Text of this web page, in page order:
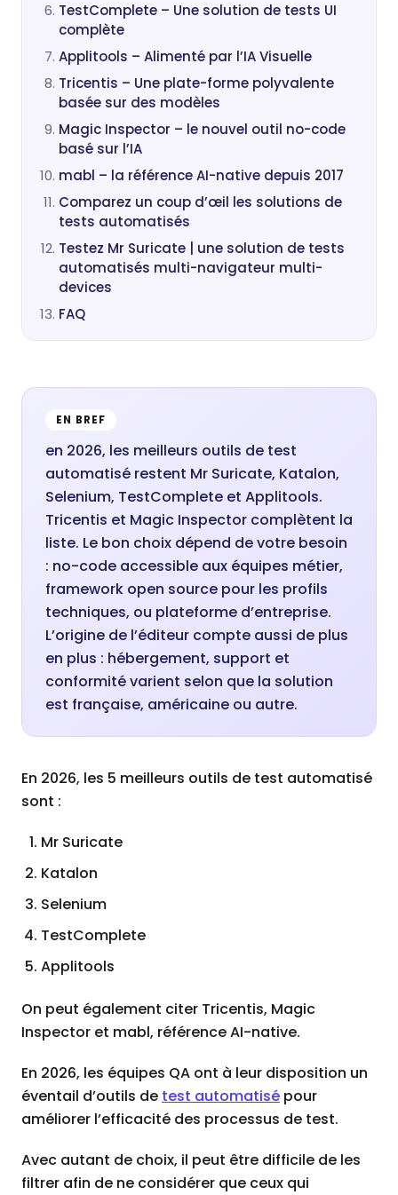
TestComplete – Une solution de tests UI
complète
Applitools – Alimenté par l’IA Visuelle
Tricentis – Une plate-forme polyvalente
basée sur des modèles
Magic Inspector – le nouvel outil no-code
basé sur l’IA
mabl – la référence AI-native depuis 2017
Comparez un coup d’œil les solutions de
tests automatisés
Testez Mr Suricate | une solution de tests
automatisés multi-navigateur multi-
devices
FAQ
EN BREF
en 2026, les meilleurs outils de test
automatisé restent Mr Suricate, Katalon,
Selenium, TestComplete et Applitools.
Tricentis et Magic Inspector complètent la
liste. Le bon choix dépend de votre besoin
: no-code accessible aux équipes métier,
framework open source pour les profils
techniques, ou plateforme d’entreprise.
L’origine de l’éditeur compte aussi de plus
en plus : hébergement, support et
conformité varient selon que la solution
est française, américaine ou autre.
En 2026, les 5 meilleurs outils de test automatisé
sont :
Mr Suricate
Katalon
Selenium
TestComplete
Applitools
On peut également citer Tricentis, Magic
Inspector et mabl, référence AI-native.
En 2026, les équipes QA ont à leur disposition un
éventail d’outils de test automatisé pour
améliorer l’efficacité des processus de test.
Avec autant de choix, il peut être difficile de les
filtrer afin de ne considérer que ceux qui